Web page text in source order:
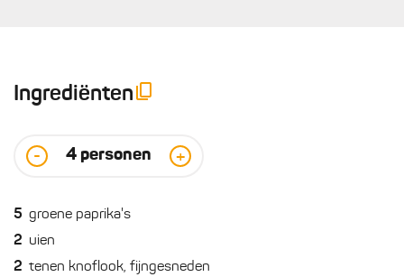
Ingrediënten
- 4 personen +
5 groene paprika's
2 uien
2 tenen knoflook, fijngesneden